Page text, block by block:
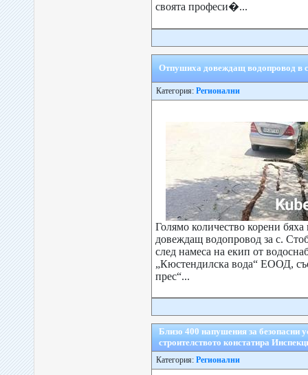
своята професи�...
Отпушиха довеждащ водопровод в
Категория: Регионални
Голямо количество корени
довеждащ водопровод за с.
след намеса на екип от
„Кюстендилска вода“ ЕООД,
прес“...
Близо 400 напушения за безопасни
строителството констатира
Категория: Регионални